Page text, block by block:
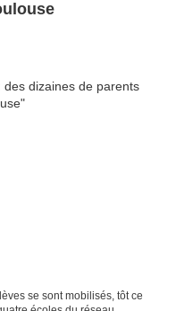
se sont mobilisés, tôt ce